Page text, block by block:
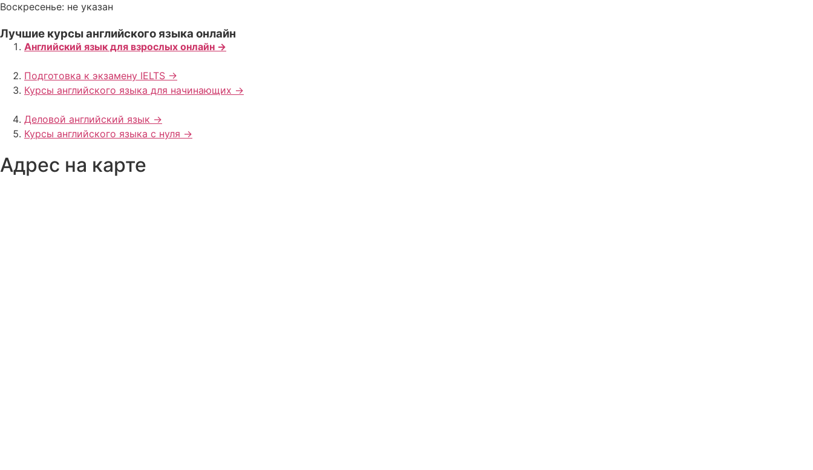
Воскресенье: не указан
Лучшие курсы английского языка онлайн
Английский язык для взрослых онлайн ->
Подготовка к экзамену IELTS ->
Курсы английского языка для начинающих ->
Деловой английский язык ->
Курсы английского языка с нуля ->
Адрес на карте